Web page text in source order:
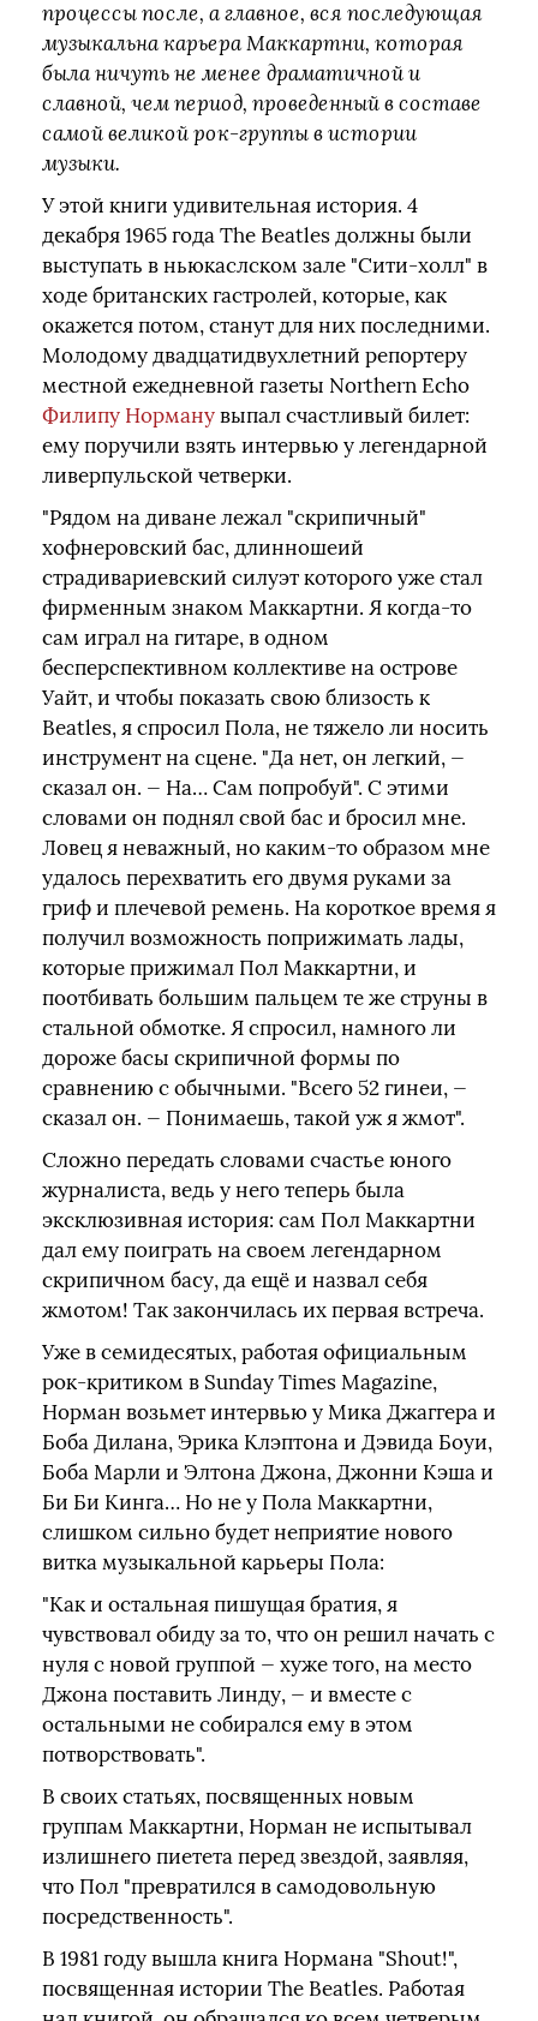
процессы после, а главное, вся последующая
музыкальна карьера Маккартни, которая
была ничуть не менее драматичной и
славной, чем период, проведенный в составе
самой великой рок-группы в истории
музыки.
У этой книги удивительная история. 4
декабря 1965 года The Beatles должны были
выступать в ньюкаслском зале "Сити-холл" в
ходе британских гастролей, которые, как
окажется потом, станут для них последними.
Молодому двадцатидвухлетний репортеру
местной ежедневной газеты Northern Echo
Филипу Норманувыпал счастливый билет:
ему поручили взять интервью у легендарной
ливерпульской четверки.
"Рядом на диване лежал "скрипичный"
хофнеровский бас, длинношеий
страдивариевский силуэт которого уже стал
фирменным знаком Маккартни. Я когда‑то
сам играл на гитаре, в одном
бесперспективном коллективе на острове
Уайт, и чтобы показать свою близость к
Beatles, я спросил Пола, не тяжело ли носить
инструмент на сцене. "Да нет, он легкий, —
сказал он. — На… Сам попробуй". С этими
словами он поднял свой бас и бросил мне.
Ловец я неважный, но каким‑то образом мне
удалось перехватить его двумя руками за
гриф и плечевой ремень. На короткое время я
получил возможность поприжимать лады,
которые прижимал Пол Маккартни, и
поотбивать большим пальцем те же струны в
стальной обмотке. Я спросил, намного ли
дороже басы скрипичной формы по
сравнению с обычными. "Всего 52 гинеи, —
сказал он. — Понимаешь, такой уж я жмот".
Сложно передать словами счастье юного
журналиста, ведь у него теперь была
эксклюзивная история: сам Пол Маккартни
дал ему поиграть на своем легендарном
скрипичном басу, да ещё и назвал себя
жмотом! Так закончилась их первая встреча.
Уже в семидесятых, работая официальным
рок-критиком в Sunday Times Magazine,
Норман возьмет интервью у Мика Джаггера и
Боба Дилана, Эрика Клэптона и Дэвида Боуи,
Боба Марли и Элтона Джона, Джонни Кэша и
Би Би Кинга… Но не у Пола Маккартни,
слишком сильно будет неприятие нового
витка музыкальной карьеры Пола:
"Как и остальная пишущая братия, я
чувствовал обиду за то, что он решил начать с
нуля с новой группой — хуже того, на место
Джона поставить Линду, — и вместе с
остальными не собирался ему в этом
потворствовать".
В своих статьях, посвященных новым
группам Маккартни, Норман не испытывал
излишнего пиетета перед звездой, заявляя,
что Пол "превратился в самодовольную
посредственность".
В 1981 году вышла книга Нормана "Shout!",
посвященная истории The Beatles. Работая